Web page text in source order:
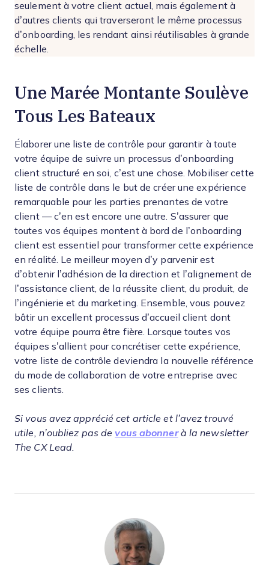
seulement à votre client actuel, mais également à
d’autres clients qui traverseront le même processus
d’onboarding, les rendant ainsi réutilisables à grande
échelle.
Une Marée Montante Soulève
Tous Les Bateaux
Élaborer une liste de contrôle pour garantir à toute
votre équipe de suivre un processus d’onboarding
client structuré en soi, c’est une chose. Mobiliser cette
liste de contrôle dans le but de créer une expérience
remarquable pour les parties prenantes de votre
client — c’en est encore une autre. S’assurer que
toutes vos équipes montent à bord de l’onboarding
client est essentiel pour transformer cette expérience
en réalité. Le meilleur moyen d’y parvenir est
d’obtenir l’adhésion de la direction et l’alignement de
l’assistance client, de la réussite client, du produit, de
l’ingénierie et du marketing. Ensemble, vous pouvez
bâtir un excellent processus d’accueil client dont
votre équipe pourra être fière. Lorsque toutes vos
équipes s’allient pour concrétiser cette expérience,
votre liste de contrôle deviendra la nouvelle référence
du mode de collaboration de votre entreprise avec
ses clients.
Si vous avez apprécié cet article et l’avez trouvé
utile, n’oubliez pas devous abonnerà la newsletter
The CX Lead.